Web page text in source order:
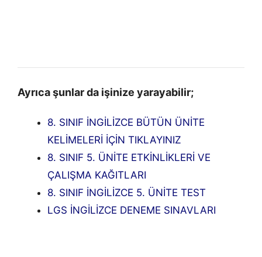
Ayrıca şunlar da işinize yarayabilir;
8. SINIF İNGİLİZCE BÜTÜN ÜNİTE
KELİMELERİ İÇİN TIKLAYINIZ
8. SINIF 5. ÜNİTE ETKİNLİKLERİ VE
ÇALIŞMA KAĞITLARI
8. SINIF İNGİLİZCE 5. ÜNİTE TEST
LGS İNGİLİZCE DENEME SINAVLARI